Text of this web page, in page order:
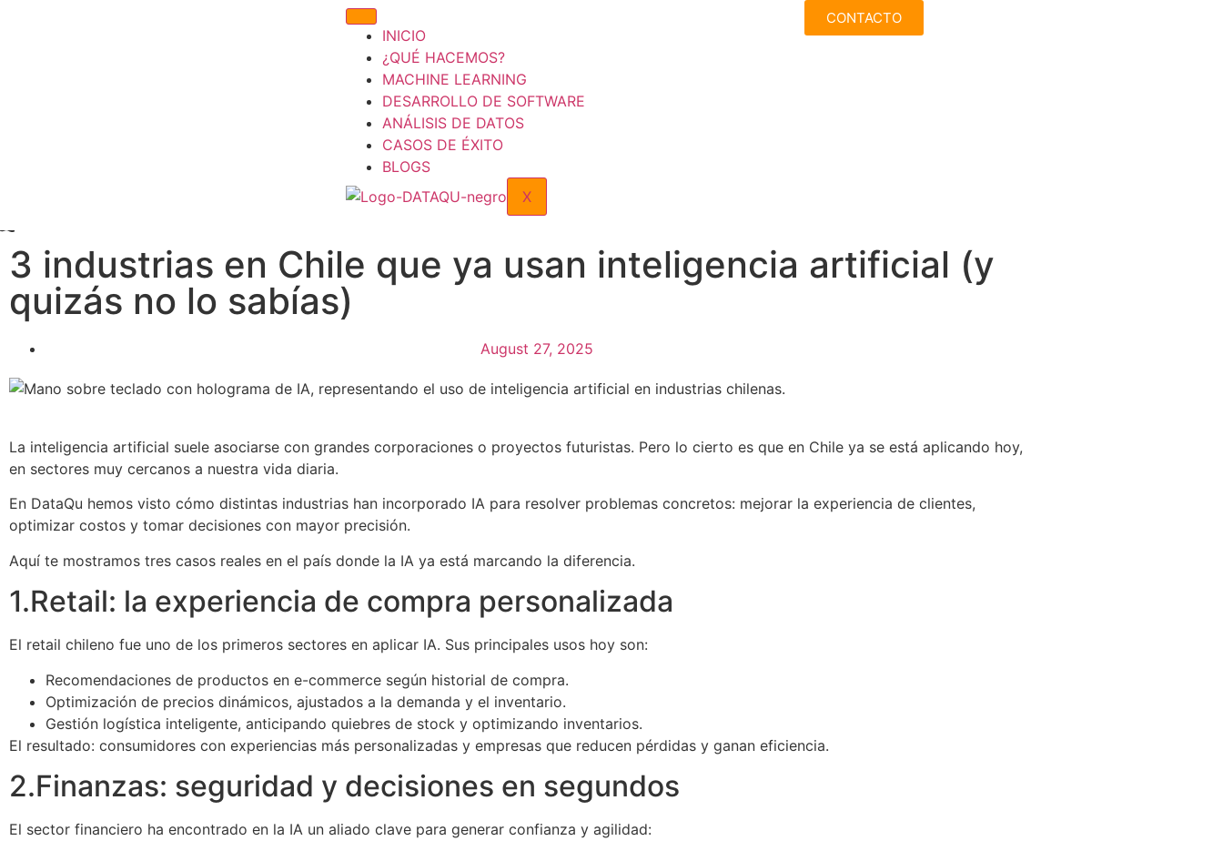
INICIO
¿QUÉ HACEMOS?
MACHINE LEARNING
DESARROLLO DE SOFTWARE
ANÁLISIS DE DATOS
CASOS DE ÉXITO
BLOGS
X
CONTACTO
3 industrias en Chile que ya usan inteligencia artificial (y
quizás no lo sabías)
August 27, 2025
La inteligencia artificial suele asociarse con grandes corporaciones o proyectos futuristas. Pero lo cierto es que en Chile ya se está aplicando hoy,
en sectores muy cercanos a nuestra vida diaria.
En DataQu hemos visto cómo distintas industrias han incorporado IA para resolver problemas concretos: mejorar la experiencia de clientes,
optimizar costos y tomar decisiones con mayor precisión.
Aquí te mostramos tres casos reales en el país donde la IA ya está marcando la diferencia.
1.Retail: la experiencia de compra personalizada
El retail chileno fue uno de los primeros sectores en aplicar IA. Sus principales usos hoy son:
Recomendaciones de productos en e-commerce según historial de compra.
Optimización de precios dinámicos, ajustados a la demanda y el inventario.
Gestión logística inteligente, anticipando quiebres de stock y optimizando inventarios.
El resultado: consumidores con experiencias más personalizadas y empresas que reducen pérdidas y ganan eficiencia.
2.Finanzas: seguridad y decisiones en segundos
El sector financiero ha encontrado en la IA un aliado clave para generar confianza y agilidad: